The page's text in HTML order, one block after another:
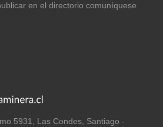
en el directorio comuníquese
5931, Las Condes, Santiago -